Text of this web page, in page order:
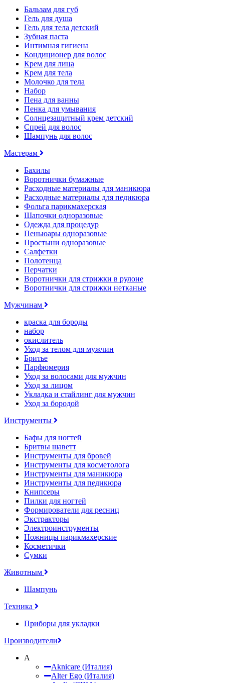
Бальзам для губ
Гель для душа
Гель для тела детский
Зубная паста
Интимная гигиена
Кондиционер для волос
Крем для лица
Крем для тела
Молочко для тела
Набор
Пена для ванны
Пенка для умывания
Солнцезащитный крем детский
Спрей для волос
Шампунь для волос
Мастерам
Бахилы
Воротнички бумажные
Расходные материалы для маникюра
Расходные материалы для педикюра
Фольга парикмахерская
Шапочки одноразовые
Одежда для процедур
Пеньюары одноразовые
Простыни одноразовые
Салфетки
Полотенца
Перчатки
Воротнички для стрижки в рулоне
Воротнички для стрижки нетканые
Мужчинам
краска для бороды
набор
окислитель
Уход за телом для мужчин
Бритье
Парфюмерия
Уход за волосами для мужчин
Уход за лицом
Укладка и стайлинг для мужчин
Уход за бородой
Инструменты
Бафы для ногтей
Бритвы шаветт
Инструменты для бровей
Инструменты для косметолога
Инструменты для маникюра
Инструменты для педикюра
Книпсеры
Пилки для ногтей
Формирователи для ресниц
Экстракторы
Электроинструменты
Ножницы парикмахерские
Косметички
Сумки
Животным
Шампунь
Техника
Приборы для укладки
Производители
A
Aknicare (Италия)
Alter Ego (Италия)